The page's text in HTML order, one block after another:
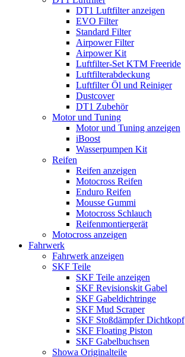
DT1 Luftfilter anzeigen
EVO Filter
Standard Filter
Airpower Filter
Airpower Kit
Luftfilter-Set KTM Freeride
Luftfilterabdeckung
Luftfilter Öl und Reiniger
Dustcover
DT1 Zubehör
Motor und Tuning
Motor und Tuning anzeigen
iBoost
Wasserpumpen Kit
Reifen
Reifen anzeigen
Motocross Reifen
Enduro Reifen
Mousse Gummi
Motocross Schlauch
Reifenmontiergerät
Motocross anzeigen
Fahrwerk
Fahrwerk anzeigen
SKF Teile
SKF Teile anzeigen
SKF Revisionskit Gabel
SKF Gabeldichtringe
SKF Mud Scraper
SKF Stoßdämpfer Dichtkopf
SKF Floating Piston
SKF Gabelbuchsen
Showa Originalteile